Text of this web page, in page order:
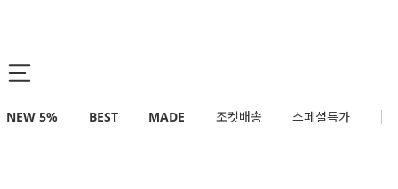
NEW 5% BEST MADE 조켓배송 스페셜특가